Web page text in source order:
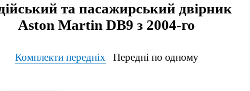
та пасажирський двірник
Aston Martin DB9 з 2004-го
Комплекти передніхПередні по одному